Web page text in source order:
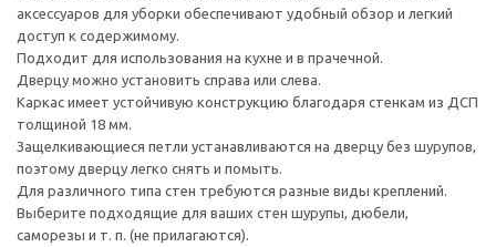
аксессуаров для уборки обеспечивают удобный обзор и легкий
доступ к содержимому.
Подходит для использования на кухне и в прачечной.
Дверцу можно установить справа или слева.
Каркас имеет устойчивую конструкцию благодаря стенкам из ДСП
толщиной 18 мм.
Защелкивающиеся петли устанавливаются на дверцу без шурупов,
поэтому дверцу легко снять и помыть.
Для различного типа стен требуются разные виды креплений.
Выберите подходящие для ваших стен шурупы, дюбели,
саморезы и т. п. (не прилагаются).